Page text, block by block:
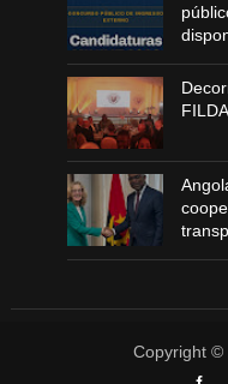
Copyright ©